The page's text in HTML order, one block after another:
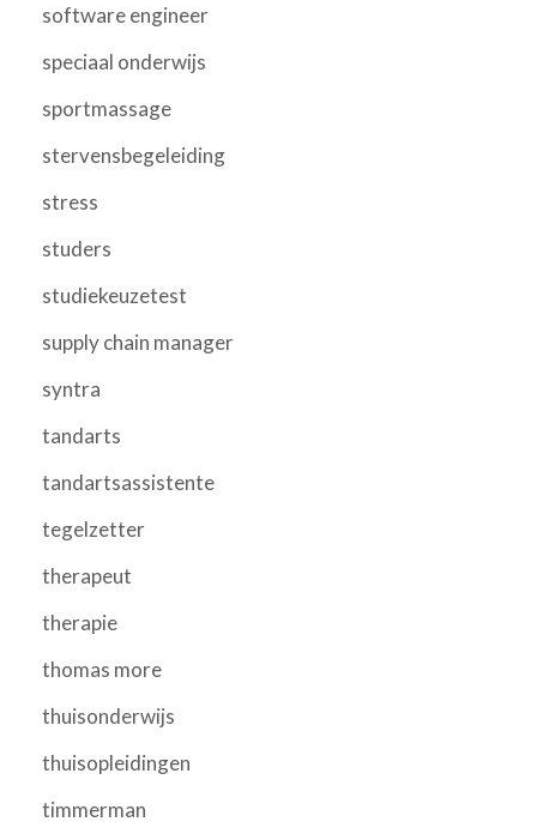
software engineer
speciaal onderwijs
sportmassage
stervensbegeleiding
stress
studers
studiekeuzetest
supply chain manager
syntra
tandarts
tandartsassistente
tegelzetter
therapeut
therapie
thomas more
thuisonderwijs
thuisopleidingen
timmerman